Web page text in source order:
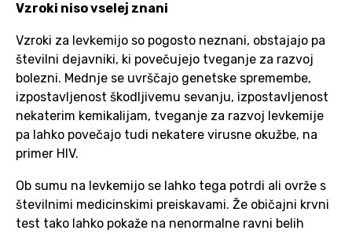
Vzroki niso vselej znani
Vzroki za levkemijo so pogosto neznani, obstajajo pa
številni dejavniki, ki povečujejo tveganje za razvoj
bolezni. Mednje se uvrščajo genetske spremembe,
izpostavljenost škodljivemu sevanju, izpostavljenost
nekaterim kemikalijam, tveganje za razvoj levkemije
pa lahko povečajo tudi nekatere virusne okužbe, na
primer HIV.
Ob sumu na levkemijo se lahko tega potrdi ali ovrže s
številnimi medicinskimi preiskavami. Že običajni krvni
test tako lahko pokaže na nenormalne ravni belih